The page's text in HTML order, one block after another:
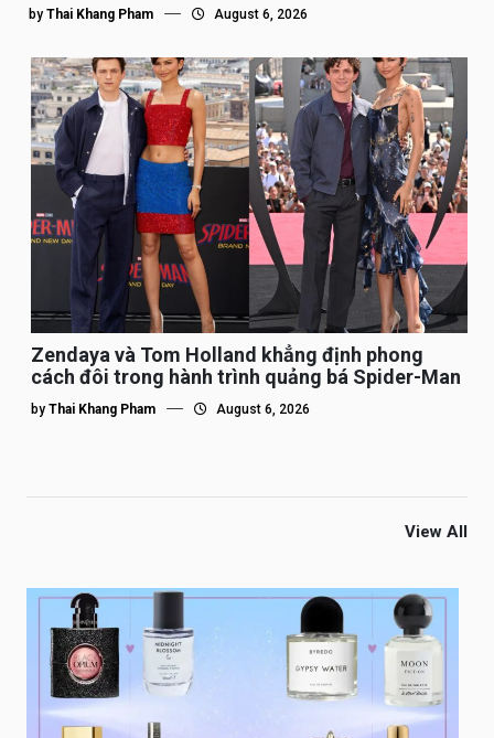
by Thai Khang Pham August 6, 2026
Zendaya và Tom Holland khẳng định phong
cách đôi trong hành trình quảng bá Spider-Man
by Thai Khang Pham August 6, 2026
View All